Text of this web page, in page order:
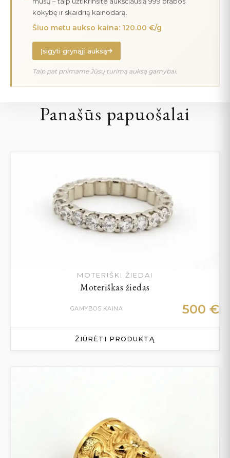
kokybę ir skaidrią kainodarą.
Šiuo metu aukso kaina: 120.00 €/g
Įsigyti grynąjį auksą
Taip pat priimame Jūsų turimą auksą gamybai.
Panašūs papuošalai
MOTERIŠKI ŽIEDAI
Moteriškas žiedas
GAMYBOS KAINA 500 €
ŽIŪRĖTI PRODUKTĄ